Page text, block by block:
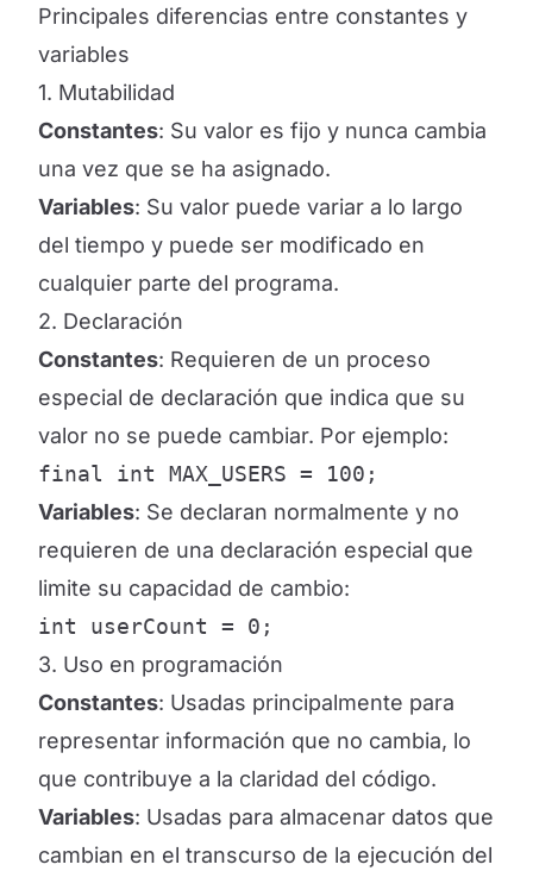
Principales diferencias entre constantes y
variables
1. Mutabilidad
Constantes: Su valor es fijo y nunca cambia
una vez que se ha asignado.
Variables: Su valor puede variar a lo largo
del tiempo y puede ser modificado en
cualquier parte del programa.
2. Declaración
Constantes: Requieren de un proceso
especial de declaración que indica que su
valor no se puede cambiar. Por ejemplo:
final int MAX_USERS = 100;
Variables: Se declaran normalmente y no
requieren de una declaración especial que
limite su capacidad de cambio:
int userCount = 0;
3. Uso en programación
Constantes: Usadas principalmente para
representar información que no cambia, lo
que contribuye a la claridad del código.
Variables: Usadas para almacenar datos que
cambian en el transcurso de la ejecución del